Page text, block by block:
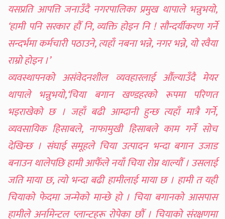
यसप्रति आपत्ति जनाउँदै नगरपालिका प्रमुख थापाले भन्नुभयो,
‘हामी पनि सरकार हौँ नि, व्यक्ति होइन नि ! सौन्दर्यीकरण गर्ने
सन्दर्भमा कर्मचारी पठाउने, त्यहाँ नबना भन्ने, नगर भन्ने, यो रवैया
राम्रो होइन ।’
व्यवस्थापनको असंवेदनशील व्यवहारलाई औँल्याउँदै मेयर
थापाले भन्नुभयो,‘चिया बगान खण्डहरको रूपमा परिणत
भइराखेको छ । जहाँ बढी आम्दानी हुन्छ त्यहाँ मात्रै गर्ने,
व्यवसायिक हिसाबले, नाफामुखी हिसाबले काम गर्ने सोच
देखिन्छ । संघाई समूहले चिया उत्पादन भन्दा बगान उजाड
बनाउन थालेपछि हामी आफैँले नयाँ चिया रोप्न थाल्यौँ । उसलाई
जति माया छ, त्यो भन्दा बढी हामीलाई माया छ । हामी त यही
चियाको फेदमा जन्मेको मान्छे हो । चिया बगानको आसपास
हामीले अर्नामेन्टल प्लान्टहरू रोपेका छौँ । चियाको संरक्षणमा